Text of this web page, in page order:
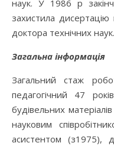
наук. У 1986 р
захистила
доктора технічних наук.
Загальна інформація
Загальний стаж
педагогічний 47
будівельних
науковим
асистентом (з1975),